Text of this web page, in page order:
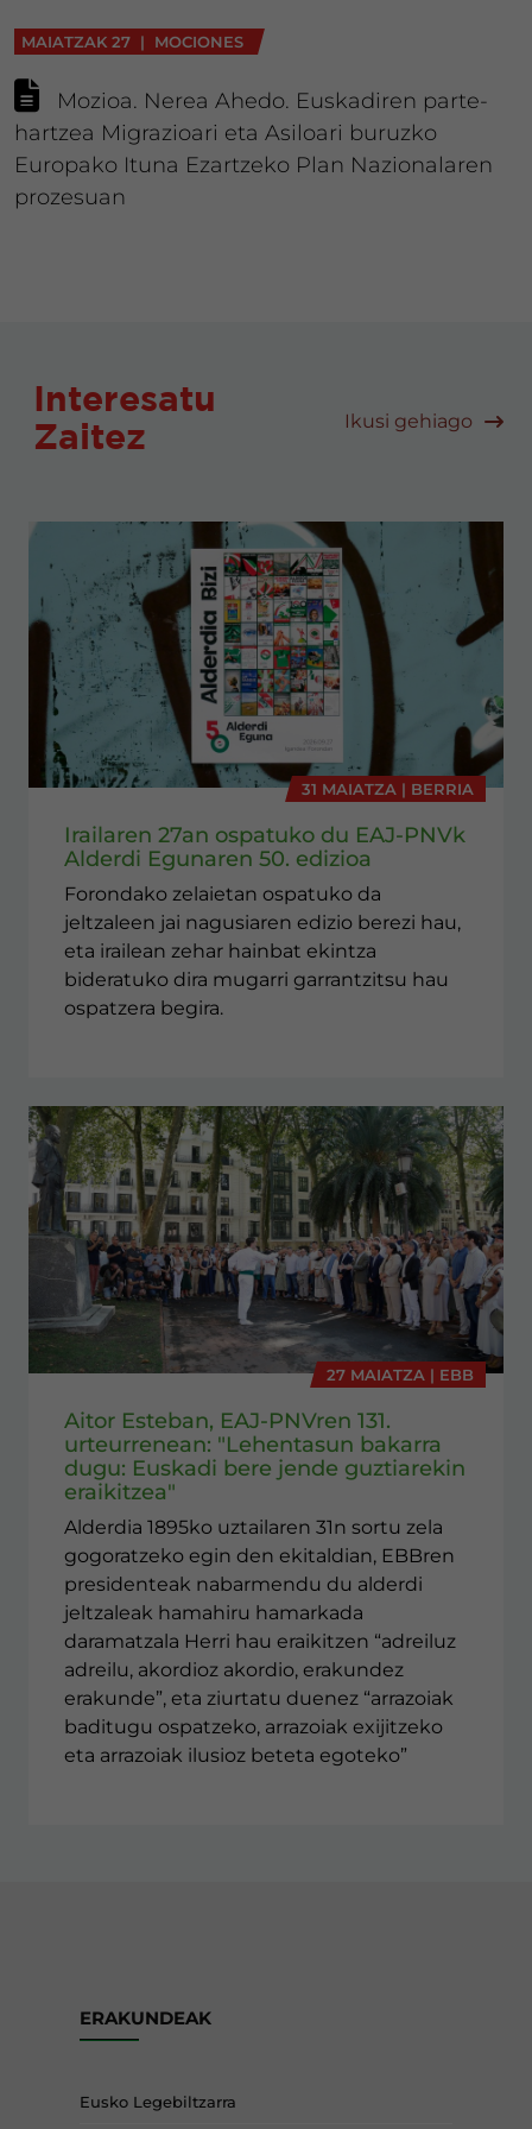
MAIATZAK 27 | MOCIONES
Mozioa. Nerea Ahedo. Euskadiren parte-
hartzea Migrazioari eta Asiloari buruzko
Europako Ituna Ezartzeko Plan Nazionalaren
prozesuan
Interesatu
Zaitez
Ikusi gehiago
31 MAIATZA | BERRIA
Irailaren 27an ospatuko du EAJ-PNVk
Alderdi Egunaren 50. edizioa
Forondako zelaietan ospatuko da
jeltzaleen jai nagusiaren edizio berezi hau,
eta irailean zehar hainbat ekintza
bideratuko dira mugarri garrantzitsu hau
ospatzera begira.
27 MAIATZA | EBB
Aitor Esteban, EAJ-PNVren 131.
urteurrenean: "Lehentasun bakarra
dugu: Euskadi bere jende guztiarekin
eraikitzea"
Alderdia 1895ko uztailaren 31n sortu zela
gogoratzeko egin den ekitaldian, EBBren
presidenteak nabarmendu du alderdi
jeltzaleak hamahiru hamarkada
daramatzala Herri hau eraikitzen “adreiluz
adreilu, akordioz akordio, erakundez
erakunde”, eta ziurtatu duenez “arrazoiak
baditugu ospatzeko, arrazoiak exijitzeko
eta arrazoiak ilusioz beteta egoteko”
ERAKUNDEAK
Eusko Legebiltzarra